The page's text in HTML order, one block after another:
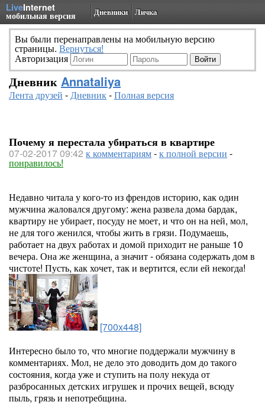
LiveInternet
мобильная версия Дневники Личка
Вы были перенаправлены на мобильную версию
страницы. Вернуться!
Авторизация
Дневник Annataliya
Лента друзей -Дневник-Полная версия
Почему я перестала убираться в квартире
07-02-2017 09:42 к комментариям-к полной версии -
понравилось!
Недавно читала у кого-то из френдов историю, как один
мужчина жаловался другому: жена развела дома бардак,
квартиру не убирает, посуду не моет, и что он на ней, мол,
не для того женился, чтобы жить в грязи. Подумаешь,
работает на двух работах и домой приходит не раньше 10
вечера. Она же женщина, а значит - обязана содержать дом в
чистоте! Пусть, как хочет, так и вертится, если ей некогда!
[700x448]
Интересно было то, что многие поддержали мужчину в
комментариях. Мол, не дело это доводить дом до такого
состояния, когда уже и ступить на полу некуда от
разбросанных детских игрушек и прочих вещей, всюду
пыль, грязь и непотребщина.